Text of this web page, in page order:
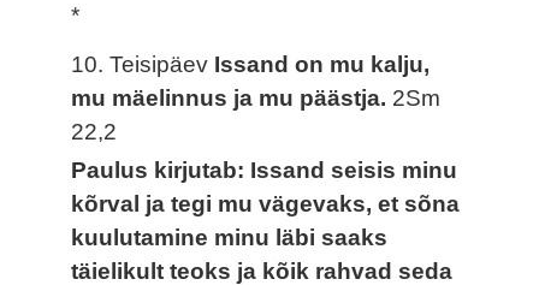
*
10. Teisipäev Issand on mu kalju,
mu mäelinnus ja mu päästja. 2Sm
22,2
Paulus kirjutab: Issand seisis minu
kõrval ja tegi mu vägevaks, et sõna
kuulutamine minu läbi saaks
täielikult teoks ja kõik rahvad seda